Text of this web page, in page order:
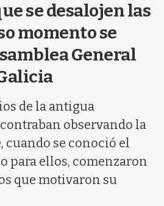
r
b
se desalojen las
momento se
General
de la antigua
observando la
cuando se conoció el
para ellos, comenzaron
que motivaron su